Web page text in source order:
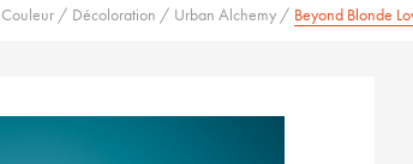
Couleur / Décoloration / Urban Alchemy / Beyond Blonde